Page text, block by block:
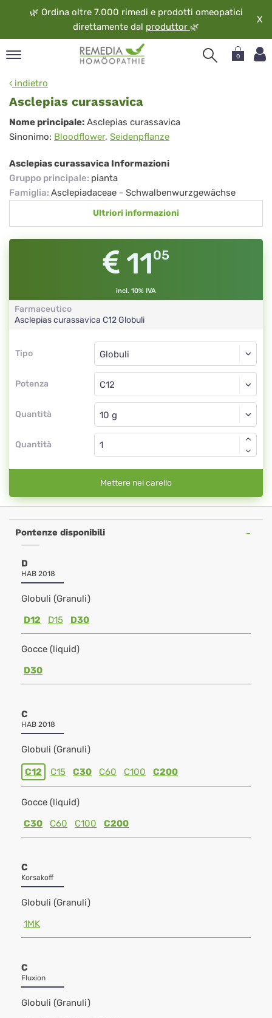
🌿 Ordina oltre 7.000 rimedi e prodotti omeopatici
direttamente dal produttor 🌿
X
0
indietro
Asclepias curassavica
Asclepias
curassavica
Nome principale: Asclepias curassavica
Sinonimo: Bloodflower, Seidenpflanze
Asclepias curassavica Informazioni
Gruppo principale: pianta
Famiglia: Asclepiadaceae - Schwalbenwurzgewächse
Ultriori informazioni
1105
incl. 10% IVA
Farmaceutico
Asclepias curassavica C12Globuli
Tipo
Tipo
Potenza
Globuli
C12
Quantità
Globuli
Quantità
Mettere nel carello
Pontenze disponibili
D
HAB 2018
Globuli (Granuli)
D12
D15 D30
Gocce (liquid)
D30
C
HAB 2018
Globuli (Granuli)
C12 C15 C30 C60 C100 C200
Gocce (liquid)
C30
C60 C100 C200
C
Korsakoff
Globuli (Granuli)
1MK
C
Fluxion
Globuli (Granuli)